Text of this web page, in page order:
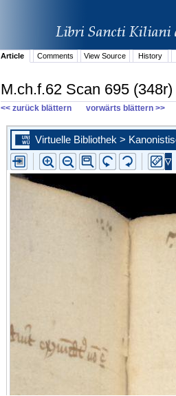
Article
Comments View Source History
M.ch.f.62 Scan 695 (348r)
<< zurück blättern vorwärts blättern >>